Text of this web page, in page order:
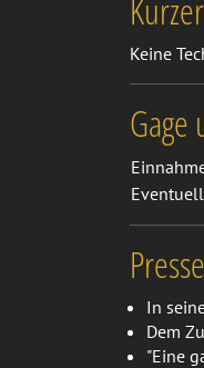
Keine
Gage
In
Dem
"Eine